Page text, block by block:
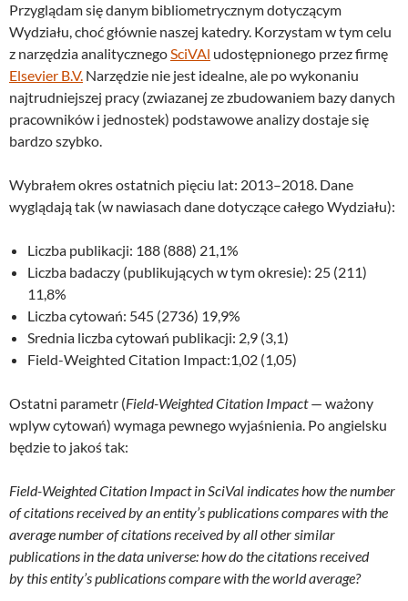
Przyglądam się danym bibliometrycznym dotyczącym
Wydziału, choć głównie naszej katedry. Korzystam w tym celu
z narzędzia analitycznegoSciVAl udostępnionego przez firmę
Elsevier B.V. Narzędzie nie jest idealne, ale po wykonaniu
najtrudniejszej pracy (zwiazanej ze zbudowaniem bazy danych
pracowników i jednostek) podstawowe analizy dostaje się
bardzo szybko.
Wybrałem okres ostatnich pięciu lat: 2013–2018. Dane
wyglądają tak (w nawiasach dane dotyczące całego Wydziału):
Liczba publikacji: 188 (888) 21,1%
Liczba badaczy (publikujących w tym okresie): 25 (211)
11,8%
Liczba cytowań: 545 (2736) 19,9%
Srednia liczba cytowań publikacji: 2,9 (3,1)
Field-Weighted Citation Impact:1,02 (1,05)
Ostatni parametr (Field-Weighted Citation Impact— ważony
wplyw cytowań) wymaga pewnego wyjaśnienia. Po angielsku
będzie to jakoś tak:
Field-Weighted Citation Impact in SciVal indicates how the number
of citations received by an entity’s publications compares with the
average number of citations received by all other similar
publications in the data universe: how do the citations received
by this entity’s publications compare with the world average?